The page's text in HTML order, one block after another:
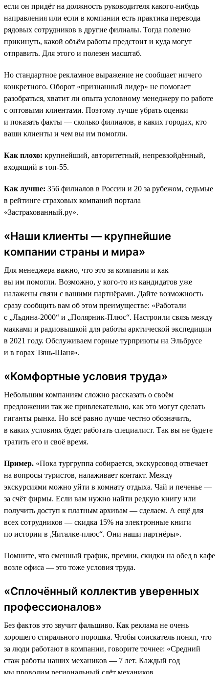
если он придёт на должность руководителя какого-нибудь
направления или если в компании есть практика перевода
рядовых сотрудников в другие филиалы. Тогда полезно
прикинуть, какой объём работы предстоит и куда могут
отправить. Для этого и полезен масштаб.
Но стандартное рекламное выражение не сообщает ничего
конкретного. Оборот «признанный лидер» не помогает
разобраться, хватит ли опыта условному менеджеру по работе
с оптовыми клиентами. Поэтому лучше убрать оценки
и показать факты — сколько филиалов, в каких городах, кто
ваши клиенты и чем вы им помогли.
Как плохо: крупнейший, авторитетный, непревзойдённый,
входящий в топ-55.
Как лучше: 356 филиалов в России и 20 за рубежом, седьмые
в рейтинге страховых компаний портала
«Застрахованный.ру».
«Наши клиенты — крупнейшие
компании страны и мира»
Для менеджера важно, что это за компании и как
вы им помогли. Возможно, у кого-то из кандидатов уже
налажены связи с вашими партнёрами. Дайте возможность
сразу сообщить вам об этом преимуществе: «Работали
с „Льдина-2000“ и „Полярник-Плюс“. Настроили связь между
маяками и радиовышкой для работы арктической экспедиции
в 2021 году. Обслуживаем горные турприюты на Эльбрусе
и в горах Тянь-Шаня».
«Комфортные условия труда»
Небольшим компаниям сложно рассказать о своём
предложении так же привлекательно, как это могут сделать
гиганты рынка. Но всё равно лучше честно обозначить,
в каких условиях будет работать специалист. Так вы не будете
тратить его и своё время.
Пример. «Пока тургруппа собирается, экскурсовод отвечает
на вопросы туристов, налаживает контакт. Между
экскурсиями можно уйти в комнату отдыха. Чай и печенье —
за счёт фирмы. Если вам нужно найти редкую книгу или
получить доступ к платным архивам — сделаем. А ещё для
всех сотрудников — скидка 15% на электронные книги
по истории в „Читалке-плюс“. Они наши партнёры».
Помните, что сменный график, премии, скидки на обед в кафе
возле офиса — это тоже условия труда.
«Сплочённый коллектив уверенных
профессионалов»
Без фактов это звучит фальшиво. Как реклама не очень
хорошего стирального порошка. Чтобы соискатель понял, что
за люди работают в компании, говорите точнее: «Средний
стаж работы наших механиков — 7 лет. Каждый год
мы проводим региональный слёт механиков